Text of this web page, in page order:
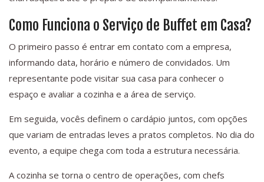
Como Funciona o Serviço de Buffet em Casa?
O primeiro passo é entrar em contato com a empresa,
informando data, horário e número de convidados. Um
representante pode visitar sua casa para conhecer o
espaço e avaliar a cozinha e a área de serviço.
Em seguida, vocês definem o cardápio juntos, com opções
que variam de entradas leves a pratos completos. No dia do
evento, a equipe chega com toda a estrutura necessária.
A cozinha se torna o centro de operações, com chefs